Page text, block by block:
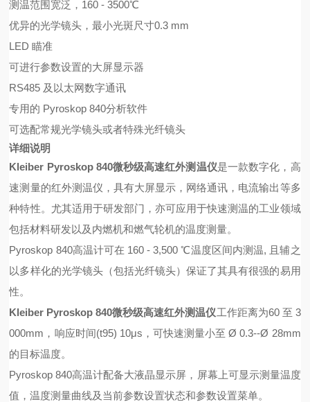
测温范围宽泛，160 - 3500℃
优异的光学镜头，最小光斑尺寸0.3 mm
LED 瞄准
可进行参数设置的大屏显示器
RS485 及以太网数字通讯
专用的 Pyroskop 840分析软件
可选配常规光学镜头或者特殊光纤镜头
详细说明
Kleiber Pyroskop 840微秒级高速红外测温仪是一款数字化，高
速测量的红外测温仪，具有大屏显示，网络通讯，电流输出等多
种特性。尤其适用于研发部门，亦可应用于快速测温的工业领域
包括材料研发以及内燃机和燃气轮机的温度测量。
Pyroskop 840高温计可在 160 - 3,500 ℃温度区间内测温, 且辅之
以多样化的光学镜头（包括光纤镜头）保证了其具有很强的易用
性。
Kleiber Pyroskop 840微秒级高速红外测温仪工作距离为60 至 3
000mm，响应时间(t95) 10μs，可快速测量小至 Ø 0.3--Ø 28mm
的目标温度。
Pyroskop 840高温计配备大液晶显示屏，屏幕上可显示测量温度
值，温度测量曲线及当前参数设置状态和参数设置菜单。